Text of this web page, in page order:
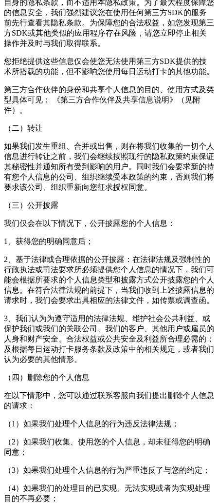
自身的隐私条款，而不适用本隐私政策。为了最大程度保障您
的信息安全，我们强烈建议您在使用任何第三方SDK的服务
前先行查看其隐私条款。为保障您的合法权益，如您发现第三
方SDK或其他类似的应用程序存在风险，请您立即停止相关
操作并及时与我们取得联系。
您拒绝提供这些信息仅会使您无法使用第三方SDK提供的技
术所搭载的功能，但不影响您使用每日运动打卡的其他功能。
第三方合作伙伴的身份和共享个人信息的目的、使用方式及类
型具体可见： 《第三方合作伙伴及共享信息说明》（见附
件）。
（二）转让
如果我们发生重组、合并或出售，则在将我们收集的一切个人
信息进行转让之前，我们会继续按照现行的隐私政策约束保证
其秘密性并通知所有受到影响的用户。同时我们会要求新的持
有您个人信息的公司、组织继续受本政策的约束，否则我们将
要求该公司、组织重新向您征求授权同意。
（三）公开披露
我们仅会在以下情况下，公开披露您的个人信息：
1、获得您的明确同意后；
2、基于法律或合理依据的公开披露：在法律法规及强制性的
行政执法或司法要求所必须提供您个人信息的情况下，我们可
能会根据所要求的个人信息类型和披露方式公开披露您的个人
信息。在符合法律法规的前提下，当我们收到上述披露信息的
请求时，我们会要求出具相应的法律文件，如传票或调查函。
3、我们认为为遵守适用的法律法规、维护社会公共利益、或
保护我们或我们的关联公司、我们的客户、其他用户或雇员的
人身和财产安全、合法权益或公共安全及利益所合理必需的；
及根据每日运动打卡服务条款及政策中的相关规定，或者我们
认为必要的其他情形。
（四）删除您的个人信息
在以下情形中，您可以通过联系客服向我们提出删除个人信息
的请求：
（1）如果我们处理个人信息的行为违反法律法规；
（2）如果我们收集、使用您的个人信息，却未征得您的明确
同意；
（3）如果我们处理个人信息的行为严重违反了与您的约定；
（4）如果我们的处理目的已实现、无法实现或者为实现处理
目的不再必要；